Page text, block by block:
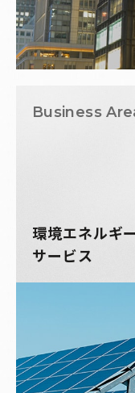
Business
環境エネルギ
サービス